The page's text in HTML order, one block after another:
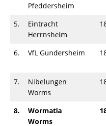
Pfeddersheim
5.
Eintracht
Herrnsheim
6. VfL Gundersheim
7.
Nibelungen
Worms
8.
Wormatia
Worms